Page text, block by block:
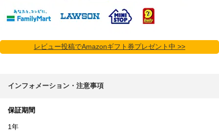
レビュー投稿でAmazonギフト券プレゼント中 >>
インフォメーション・注意事項
保証期間
1年